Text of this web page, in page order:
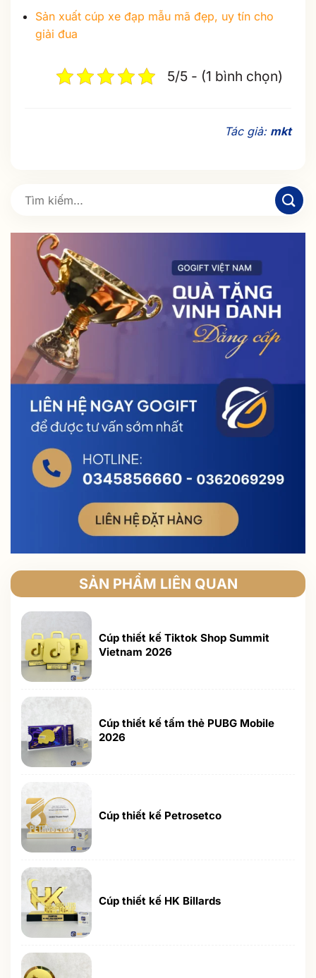
Sản xuất cúp xe đạp mẫu mã đẹp, uy tín cho
giải đua
5/5 - (1 bình chọn)
Tác giả: mkt
SẢN PHẨM LIÊN QUAN
Cúp thiết kế Tiktok Shop Summit
Vietnam 2026
Cúp thiết kế tấm thẻ PUBG Mobile
2026
Cúp thiết kế Petrosetco
Cúp thiết kế HK Billards